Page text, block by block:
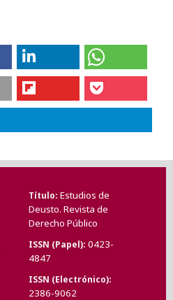
Título Estudios de
Deusto. Revista de
Derecho Público
ISSN (Papel) 0423-
4847
ISSN (Electrónico)
2386-9062